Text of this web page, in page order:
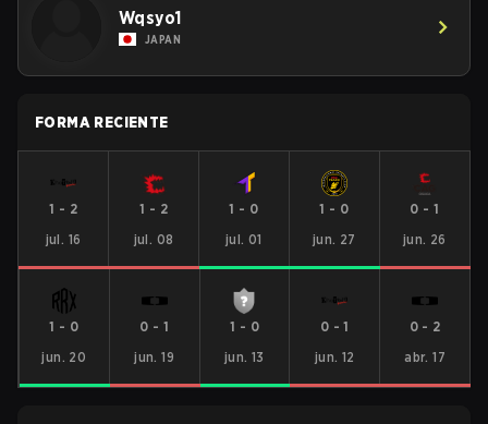
Wqsyo1
JAPAN
FORMA RECIENTE
1 - 2
jul. 16
1 - 2
jul. 08
1 - 0
jul. 01
1 - 0
jun. 27
0 -1
jun. 26
1 - 0
jun. 20
0 - 1
jun. 19
1 - 0
jun. 13
0 -1
jun. 12
0- 2
abr. 17